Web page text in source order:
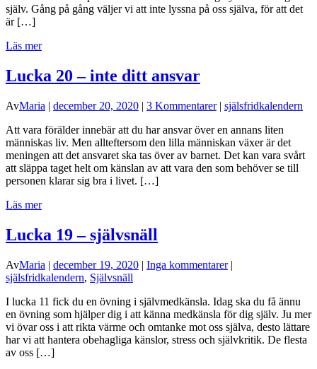
själv. Gång på gång väljer vi att inte lyssna på oss själva, för att det
är […]
Läs mer
Lucka 20 – inte ditt ansvar
AvMaria | december 20, 2020 | 3 Kommentarer| själsfridkalendern
Att vara förälder innebär att du har ansvar över en annans liten
människas liv. Men allteftersom den lilla människan växer är det
meningen att det ansvaret ska tas över av barnet. Det kan vara svårt
att släppa taget helt om känslan av att vara den som behöver se till
personen klarar sig bra i livet. […]
Läs mer
Lucka 19 – självsnäll
AvMaria | december 19, 2020 | Inga kommentarer|
själsfridkalendern, Självsnäll
I lucka 11 fick du en övning i självmedkänsla. Idag ska du få ännu
en övning som hjälper dig i att känna medkänsla för dig själv. Ju mer
vi övar oss i att rikta värme och omtanke mot oss själva, desto lättare
har vi att hantera obehagliga känslor, stress och självkritik. De flesta
av oss […]